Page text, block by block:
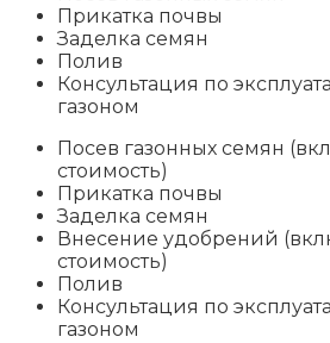
Прикатка почвы
Заделка семян
Полив
Консультация по
газоном
Посев газонных семян
стоимость)
Прикатка почвы
Заделка семян
Внесение удобрений
стоимость)
Полив
Консультация по
газоном